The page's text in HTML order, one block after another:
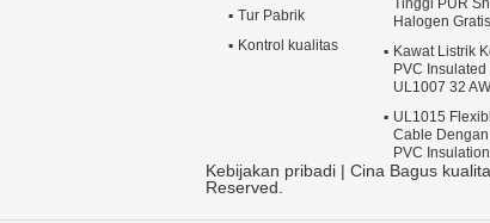
Tur Pabrik
Kontrol kualitas
Tinggi PUR
Halogen Gratis
Kawat Listrik
PVC
UL1007 32
UL1015
Cable
PVC Insulation
Kebijakan pribadi | Cina Bagus
Reserved.